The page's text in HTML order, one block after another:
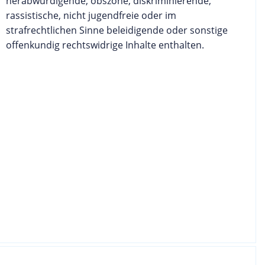
rassistische, nicht jugendfreie oder im
strafrechtlichen Sinne beleidigende oder sonstige
offenkundig rechtswidrige Inhalte enthalten.